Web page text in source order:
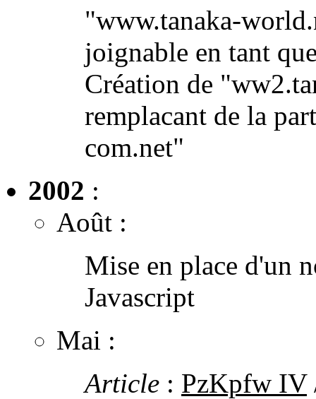
"www.tanaka-
joignable en tant
Création de
remplacant de la
com.net"
2002 :
Août :
Mise en place d'un
Javascript
Mai :
Article : PzKpfw IV